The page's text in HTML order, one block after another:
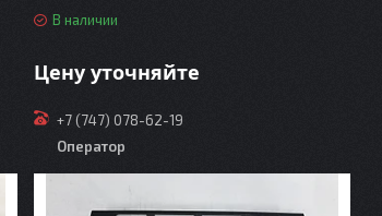
В наличии
Цену уточняйте
+7 (747) 078-62-19
Оператор